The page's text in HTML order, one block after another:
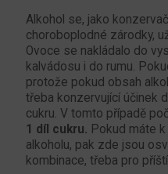
Alkohol se, jako
choroboplodné zárodky,
Ovoce se nakládalo do
kalvádosu i do rumu.
protože pokud obsah
třeba konzervující účinek
cukru. V tomto případě
1 díl cukru. Pokud máte
alkoholu, pak zde jsou
kombinace, třeba pro